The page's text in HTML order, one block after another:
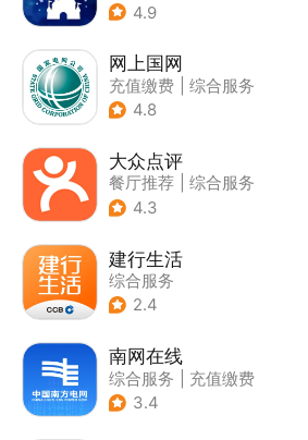
4.9
网上国网
充值缴费
综合服务
4.8
大众点评
餐厅推荐
综合服务
4.3
建行生活
综合服务
2.4
南网在线
综合服务
充值缴费
3.4